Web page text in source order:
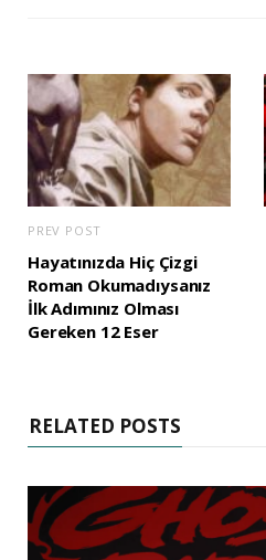
PREV POST
Hayatınızda Hiç Çizgi
Roman Okumadıysanız
İlk Adımınız Olması
Gereken 12 Eser
RELATED POSTS